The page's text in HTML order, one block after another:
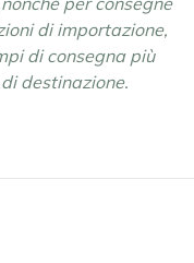
di importazione,
di consegna più
destinazione.